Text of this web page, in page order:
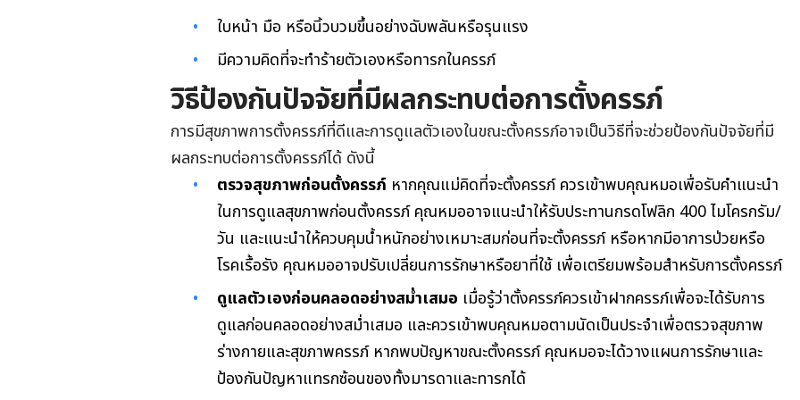
ใบหน้า มือ หรือนิ้วบวมขึ้นอย่างฉับพลันหรือรุนแรง
มีความคิดที่จะทำร้ายตัวเองหรือทารกในครรภ์
วิธีป้องกันปัจจัยที่มีผลกระทบต่อการตั้งครรภ์
การมีสุขภาพการตั้งครรภ์ที่ดีและการดูแลตัวเองในขณะตั้งครรภ์อาจเป็นวิธีที่จะช่วยป้องกันปัจจัยที่มี
ผลกระทบต่อการตั้งครรภ์ได้ ดังนี้
ตรวจสุขภาพก่อนตั้งครรภ์ หากคุณแม่คิดที่จะตั้งครรภ์ ควรเข้าพบคุณหมอเพื่อรับคำแนะนำ
ในการดูแลสุขภาพก่อนตั้งครรภ์ คุณหมออาจแนะนำให้รับประทานกรดโฟลิก 400 ไมโครกรัม/
วัน และแนะนำให้ควบคุมน้ำหนักอย่างเหมาะสมก่อนที่จะตั้งครรภ์ หรือหากมีอาการป่วยหรือ
โรคเรื้อรัง คุณหมออาจปรับเปลี่ยนการรักษาหรือยาที่ใช้ เพื่อเตรียมพร้อมสำหรับการตั้งครรภ์
ดูแลตัวเองก่อนคลอดอย่างสม่ำเสมอ เมื่อรู้ว่าตั้งครรภ์ควรเข้าฝากครรภ์เพื่อจะได้รับการ
ดูแลก่อนคลอดอย่างสม่ำเสมอ และควรเข้าพบคุณหมอตามนัดเป็นประจำเพื่อตรวจสุขภาพ
ร่างกายและสุขภาพครรภ์ หากพบปัญหาขณะตั้งครรภ์ คุณหมอจะได้วางแผนการรักษาและ
ป้องกันปัญหาแทรกซ้อนของทั้งมารดาและทารกได้